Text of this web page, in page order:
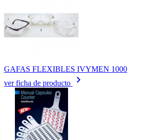
GAFAS FLEXIBLES IVYMEN 1000
ver ficha de producto
keyboard_arrow_right